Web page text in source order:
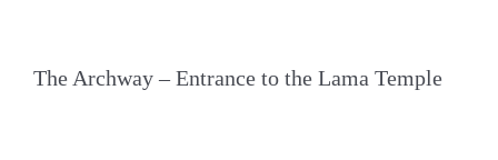
The Archway – Entrance to the Lama Temple